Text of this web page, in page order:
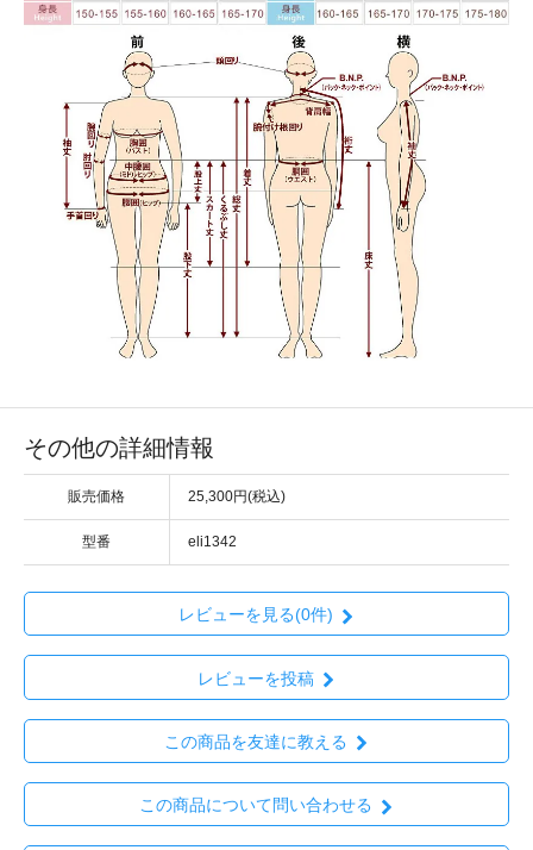
その他の詳細情報
販売価格 25,300円(税込)
型番 eli1342
レビューを見る(0件)
レビューを投稿
この商品を友達に教える
この商品について問い合わせる